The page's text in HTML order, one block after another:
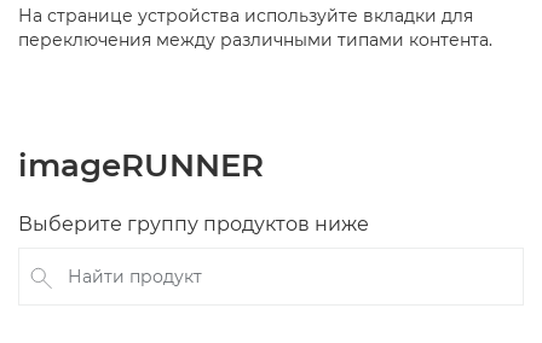
На странице устройства используйте вкладки для
переключения между различными типами контента.
imageRUNNER
Выберите группу продуктов ниже
Найти продукт